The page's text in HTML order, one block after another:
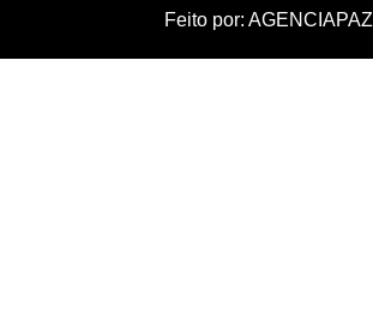
Feito por: AGENCIAPAZ